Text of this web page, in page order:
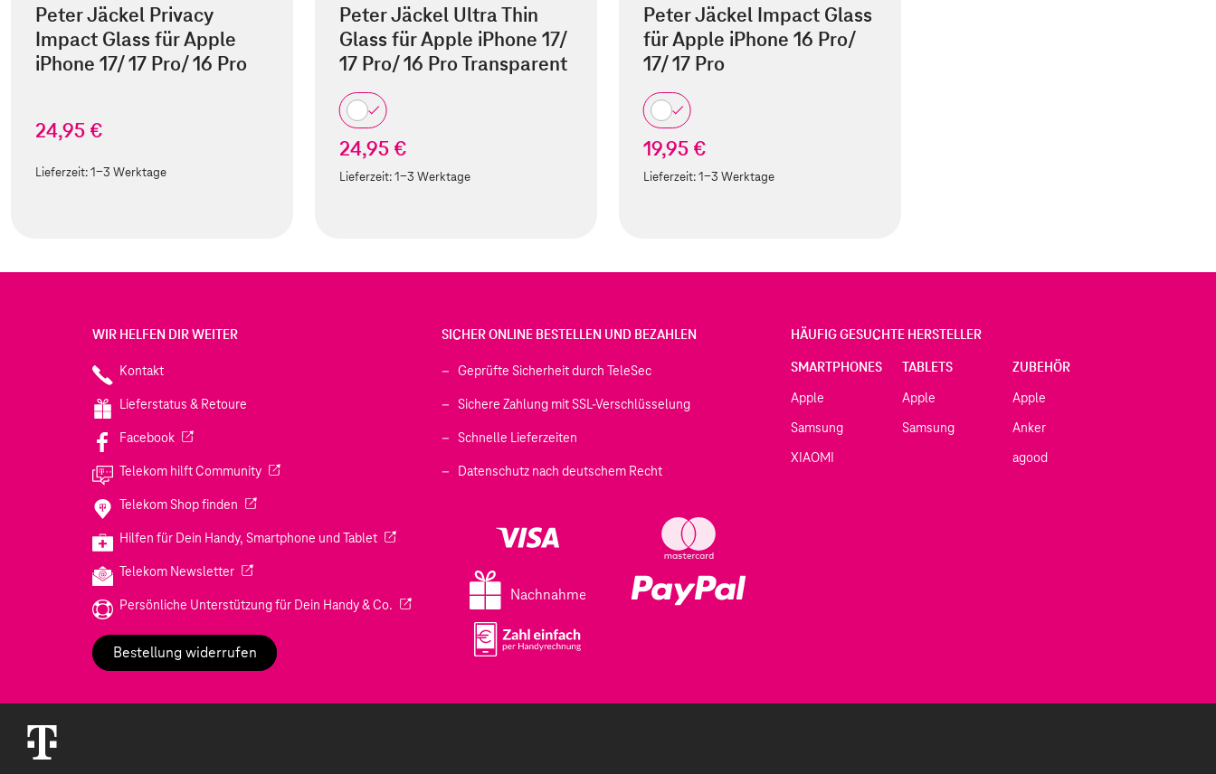
Peter Jäckel Privacy
Impact Glass für Apple
iPhone 17/ 17 Pro/ 16 Pro
24,95 €
Lieferzeit:1-3 Werktage
Peter Jäckel Ultra Thin
Glass für Apple iPhone 17/
17 Pro/ 16 Pro Transparent
24,95 €
Lieferzeit:1-3 Werktage
Peter Jäckel Impact Glass
für Apple iPhone 16 Pro/
17/ 17 Pro
19,95 €
Lieferzeit:1-3 Werktage
WIR HELFEN DIR WEITER
Kontakt
Lieferstatus & Retoure
Facebook(Wird in einem neuen Tab geöffnet)
Telekom hilft Community(Wird in einem neuen Tab geöffnet)
Telekom Shop finden (Wird in einem neuen Tab geöffnet)
Hilfen für Dein Handy, Smartphone und Tablet(Wird in einem neuen Tab geöffnet)
Telekom Newsletter(Wird in einem neuen Tab geöffnet)
Persönliche Unterstützung für Dein Handy & Co. (Wird in einem neuen Tab geöffnet)
Bestellung widerrufen
SICHER ONLINE BESTELLEN UND BEZAHLEN
Geprüfte Sicherheit durch TeleSec
Sichere Zahlung mit SSL-Verschlüsselung
Schnelle Lieferzeiten
Datenschutz nach deutschem Recht
Nachnahme
HÄUFIG GESUCHTE HERSTELLER
SMARTPHONES
Apple
Samsung
XIAOMI
TABLETS
Apple
Samsung
ZUBEHÖR
Apple
Anker
agood